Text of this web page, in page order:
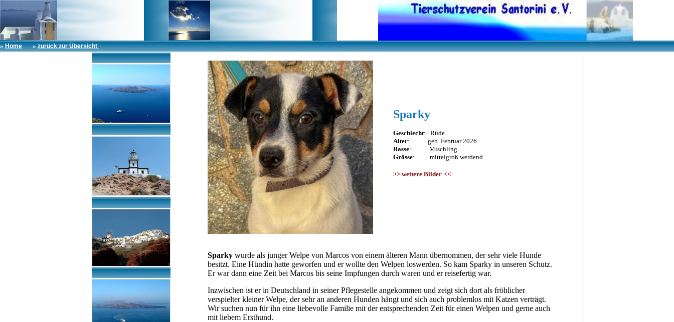
» Home »zurück zur Übersicht
Sparky
Geschlecht: Rüde
Alter: geb. Februar 2026
Rasse: Mischling
Grösse: mittelgroß werdend
>> weitere Bilder <<
Sparky wurde als junger Welpe von Marcos von einem älteren Mann übernommen, der sehr viele Hunde
besitzt. Eine Hündin hatte geworfen und er wollte den Welpen loswerden. So kam Sparky in unseren Schutz.
Er war dann eine Zeit bei Marcos bis seine Impfungen durch waren und er reisefertig war.
Inzwischen ist er in Deutschland in seiner Pflegestelle angekommen und zeigt sich dort als fröhlicher
verspielter kleiner Welpe, der sehr an anderen Hunden hängt und sich auch problemlos mit Katzen verträgt.
Wir suchen nun für ihn eine liebevolle Familie mit der entsprechenden Zeit für einen Welpen und gerne auch
mit liebem Ersthund.